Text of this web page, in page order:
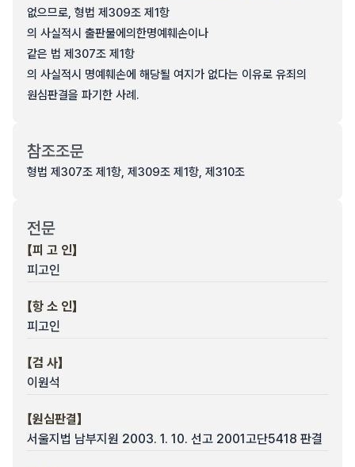
없으므로, 형법 제309조 제1항
의 사실적시 출판물에의한명예훼손이나
같은 법 제307조 제1항
의 사실적시 명예훼손에 해당될 여지가 없다는 이유로 유죄의
원심판결을 파기한 사례.
참조조문
형법 제307조 제1항, 제309조 제1항, 제310조
전문
【피 고 인】
피고인
【항 소 인】
피고인
【검 사】
이원석
【원심판결】
서울지법 남부지원 2003. 1. 10. 선고 2001고단5418 판결